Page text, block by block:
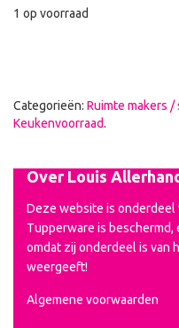
1 op voorraad
Categorieën: Ruimte makers /
Keukenvoorraad.
Over Louis
Deze website is onderdeel
Tupperware is
omdat zij onderdeel is van
weergeeft!
Algemene voorwaarden